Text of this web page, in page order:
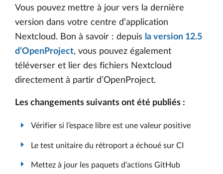
Vous pouvez mettre à jour vers la dernière
version dans votre centre d’application
Nextcloud. Bon à savoir : depuis la version 12.5
d’OpenProject, vous pouvez également
téléverser et lier des fichiers Nextcloud
directement à partir d’OpenProject.
Les changements suivants ont été publiés :
Vérifier si l’espace libre est une valeur positive
Le test unitaire du rétroport a échoué sur CI
Mettez à jour les paquets d’actions GitHub